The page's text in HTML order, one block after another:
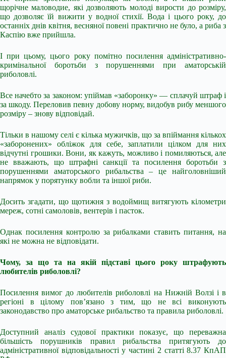
щорічне маловодие, які дозволяють молоді вирости до розміру,
що дозволяє їй вижити у водної стихії. Вода і цього року, до
останніх днів квітня, весняної повені практично не було, а риба з
Каспію вже прийшла.
І при цьому, цього року помітно посилення адміністративно-
кримінальної боротьби з порушеннями при аматорській
риболовлі.
Все начебто за законом: упіймав «заборонку» — сплачуй штраф і
за шкоду. Переловив певну добову норму, видобув рибу меншого
розміру – знову відповідай.
Тільки в нашому селі є кілька мужичків, що за впіймання кількох
«заборонених» обліжок для себе, заплатили цілком для них
відчутні грошики. Вони, як кажуть, можливо і помиляються, але
не вважають, що штрафні санкції та посилення боротьби з
порушеннями аматорського рибальства – це найголовніший
напрямок у порятунку вобли та іншої риби.
Досить згадати, що щотижня з водоймищ витягують кілометри
мереж, сотні самоловів, вентерів і пасток.
Однак посилення контролю за рибалками ставить питання, на
які не можна не відповідати.
Чому, за що та на якій підставі цього року штрафують
любителів риболовлі?
Посилення вимог до любителів риболовлі на Нижній Волзі і в
регіоні в цілому пов’язано з тим, що не всі виконують
законодавство про аматорське рибальство та правила риболовлі.
Доступний аналіз судової практики показує, що переважна
більшість порушників правил рибальства притягують до
адміністративної відповідальності у частині 2 статті 8.37 КпАП